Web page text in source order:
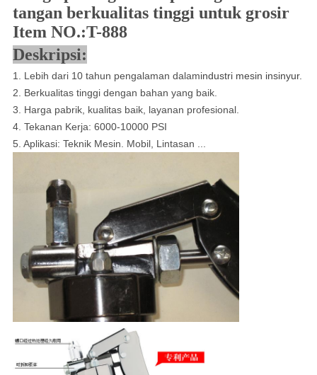
tangan berkualitas tinggi untuk grosir
Item NO.:T-888
Deskripsi:
1. Lebih dari 10 tahun pengalaman dalamindustri mesin insinyur.
2. Berkualitas tinggi dengan bahan yang baik.
3. Harga pabrik, kualitas baik, layanan profesional.
4. Tekanan Kerja: 6000-10000 PSI
5. Aplikasi: Teknik Mesin. Mobil, Lintasan ...